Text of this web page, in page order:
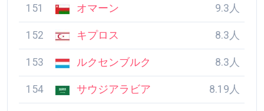
148 コスタリカ 10人
149 エジプト 9.8人
150 日本 9.5人
151 オマーン 9.3人